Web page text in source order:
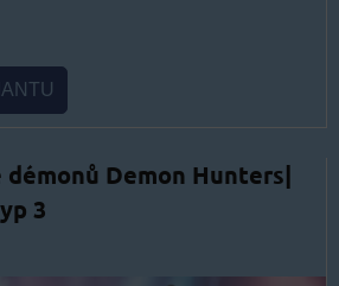
démonů Demon Hunters|
3